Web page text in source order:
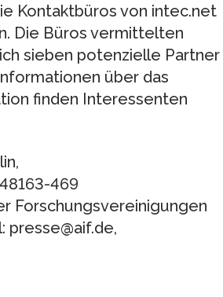
Kontaktbüros von intec.net
Die Büros vermittelten
sieben potenzielle Partner
über das
finden Interessenten
469
Forschungsvereinigungen
presse@aif.de,